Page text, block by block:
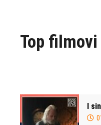
Top filmovi
I